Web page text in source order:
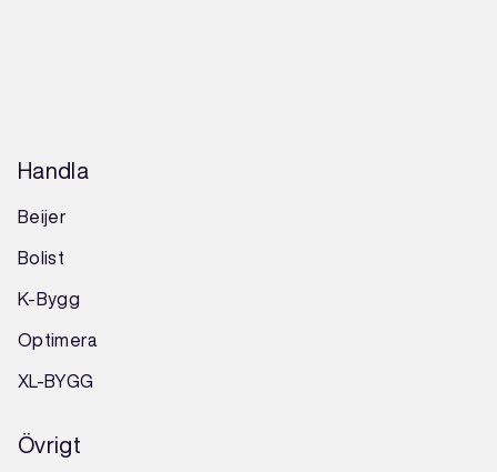
Handla
Beijer
Bolist
K-Bygg
Optimera
XL-BYGG
Övrigt